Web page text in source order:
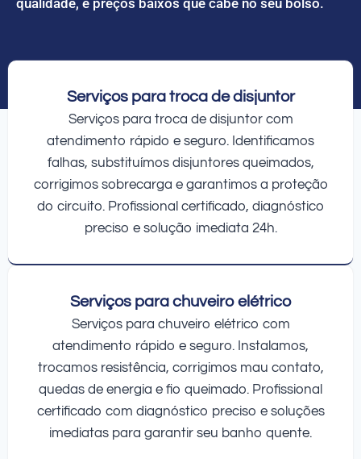
Serviços para troca de disjuntor
Serviços para troca de disjuntor com
atendimento rápido e seguro. Identificamos
falhas, substituímos disjuntores queimados,
corrigimos sobrecarga e garantimos a proteção
do circuito. Profissional certificado, diagnóstico
preciso e solução imediata 24h.
Serviços para chuveiro elétrico
Serviços para chuveiro elétrico com
atendimento rápido e seguro. Instalamos,
trocamos resistência, corrigimos mau contato,
quedas de energia e fio queimado. Profissional
certificado com diagnóstico preciso e soluções
imediatas para garantir seu banho quente.